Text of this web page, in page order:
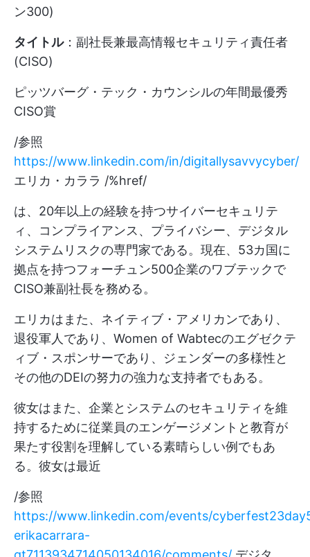
ン300)
タイトル：副社長兼最高情報セキュリティ責任者
(CISO)
ピッツバーグ・テック・カウンシルの年間最優秀
CISO賞
/参照
https://www.linkedin.com/in/digitallysavvycyber/
エリカ・カララ /%href/
は、20年以上の経験を持つサイバーセキュリテ
ィ、コンプライアンス、プライバシー、デジタル
システムリスクの専門家である。現在、53カ国に
拠点を持つフォーチュン500企業のワブテックで
CISO兼副社長を務める。
エリカはまた、ネイティブ・アメリカンであり、
退役軍人であり、Women of Wabtecのエグゼクテ
ィブ・スポンサーであり、ジェンダーの多様性と
その他のDEIの努力の強力な支持者でもある。
彼女はまた、企業とシステムのセキュリティを維
持するために従業員のエンゲージメントと教育が
果たす役割を理解している素晴らしい例でもあ
る。彼女は最近
/参照
https://www.linkedin.com/events/
erikacarrara-